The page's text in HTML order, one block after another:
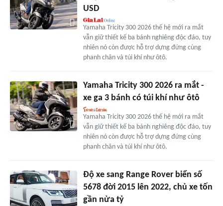
USD
Yamaha Tricity 300 2026 thế hệ mới ra mắt
vẫn giữ thiết kế ba bánh nghiêng độc đáo, tuy
nhiên nó còn được hỗ trợ dựng đứng cùng
phanh chân và túi khí như ôtô.
Yamaha Tricity 300 2026 ra mắt -
xe ga 3 bánh có túi khí như ôtô
Yamaha Tricity 300 2026 thế hệ mới ra mắt
vẫn giữ thiết kế ba bánh nghiêng độc đáo, tuy
nhiên nó còn được hỗ trợ dựng đứng cùng
phanh chân và túi khí như ôtô.
Độ xe sang Range Rover biển số
5678 đời 2015 lên 2022, chủ xe tốn
gần nửa tỷ